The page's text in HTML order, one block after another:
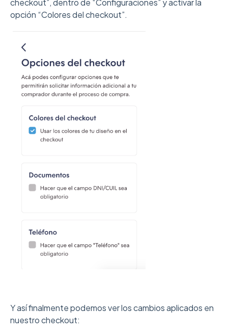
checkout”, dentro de “Configuraciones” y activar la
opción “Colores del checkout”.
Y así finalmente podemos ver los cambios aplicados en
nuestro checkout: